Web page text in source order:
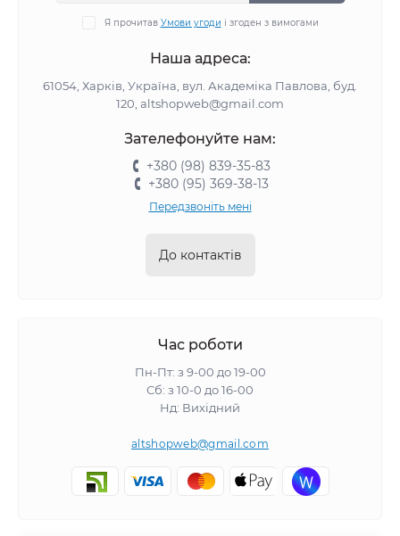
Я прочитав Умови угоди і згоден з вимогами
Наша адреса:
61054, Харків, Україна, вул. Академіка Павлова, буд.
120, altshopweb@gmail.com
Зателефонуйте нам:
+380 (98) 839-35-83
+380 (95) 369-38-13
Передзвоніть мені
До контактів
Час роботи
Пн-Пт: з 9-00 до 19-00
Сб: з 10-0 до 16-00
Нд: Вихідний
altshopweb@gmail.com